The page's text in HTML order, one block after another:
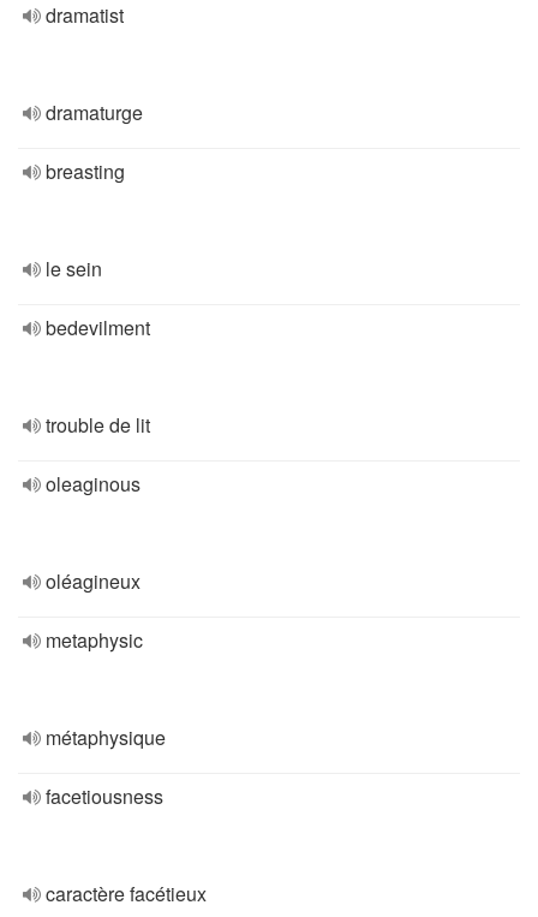
dramatist
dramaturge
breasting
le sein
bedevilment
trouble de lit
oleaginous
oléagineux
metaphysic
métaphysique
facetiousness
caractère facétieux